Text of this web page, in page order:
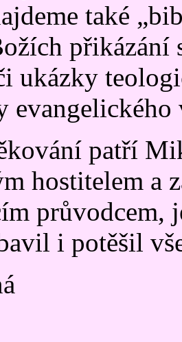
také
přikázání
ukázky
evangelického
patří
hostitelem a
průvodcem,
i potěšil